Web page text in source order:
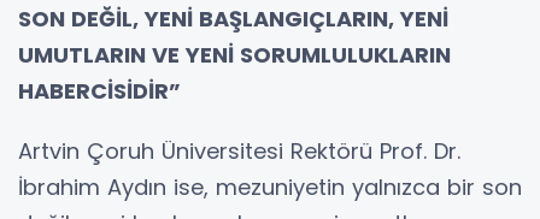
SON DEĞİL, YENİ BAŞLANGIÇLARIN, YENİ
UMUTLARIN VE YENİ SORUMLULUKLARIN
HABERCİSİDİR”
Artvin Çoruh Üniversitesi Rektörü Prof. Dr.
İbrahim Aydın ise, mezuniyetin yalnızca bir son